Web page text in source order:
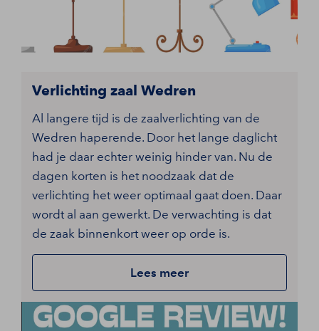
Verlichting zaal Wedren
Al langere tijd is de zaalverlichting van de
Wedren haperende. Door het lange daglicht
had je daar echter weinig hinder van. Nu de
dagen korten is het noodzaak dat de
verlichting het weer optimaal gaat doen. Daar
wordt al aan gewerkt. De verwachting is dat
de zaak binnenkort weer op orde is.
Lees meer